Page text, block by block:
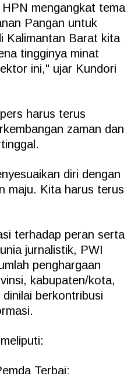
mengangkat tema
Pangan untuk
Kalimantan Barat kita
tingginya minat
ini," ujar Kundori
harus terus
zaman dan
diri dengan
maju. Kita harus terus
terhadap peran serta
jurnalistik, PWI
penghargaan
kabupaten/kota,
berkontribusi
Terbai: